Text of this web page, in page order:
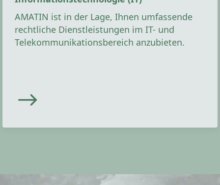
AMATIN ist in der Lage, Ihnen umfassende
rechtliche Dienstleistungen im IT- und
Telekommunikationsbereich anzubieten.